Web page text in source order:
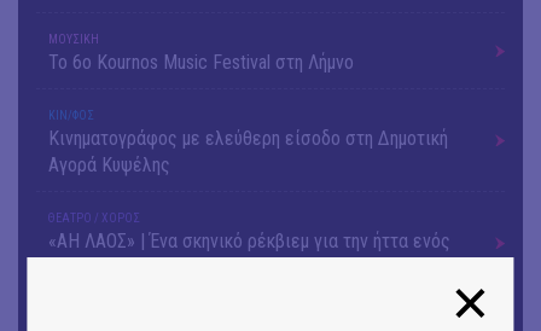
ΜΟΥΣΙΚΗ
Το 6ο Kournos Music Festival στη Λήμνο
ΚΙΝ/ΦΟΣ
Κινηματογράφος με ελεύθερη είσοδο στη Δημοτική
Αγορά Κυψέλης
ΘΕΑΤΡΟ / ΧΟΡΟΣ
«ΑΗ ΛΑΟΣ» | Ένα σκηνικό ρέκβιεμ για την ήττα ενός